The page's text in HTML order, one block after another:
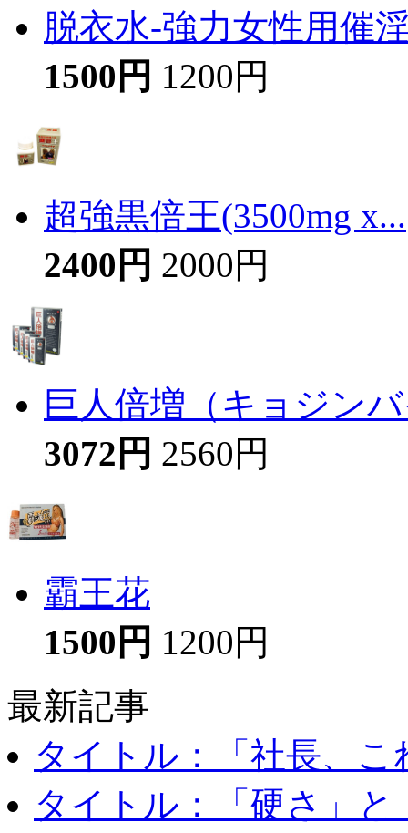
脱衣水-強力女性用催
1500円 1200円
超強黒倍王(3500mg x...
2400円 2000円
巨人倍増（キョジン
3072円 2560円
霸王花
1500円 1200円
最新記事
タイトル：「社長、こ
タイトル：「硬さ」と